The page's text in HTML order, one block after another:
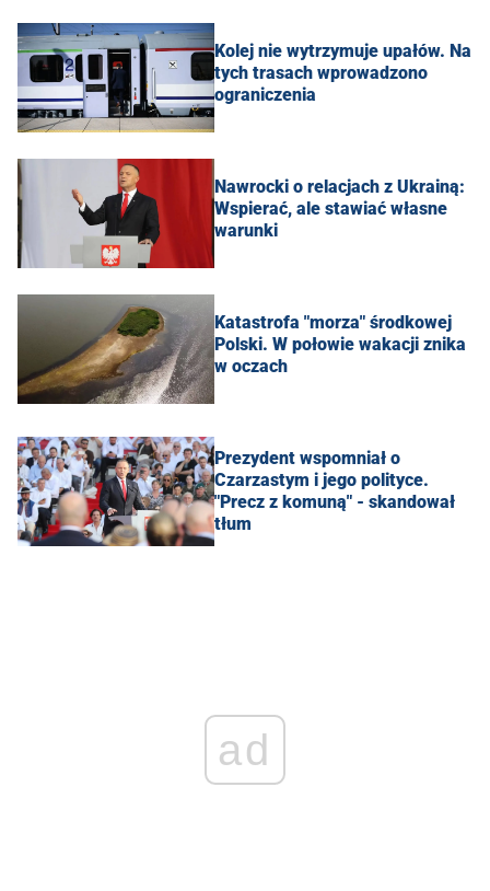
Kolej nie wytrzymuje upałów. Na
tych trasach wprowadzono
ograniczenia
Nawrocki o relacjach z Ukrainą:
Wspierać, ale stawiać własne
warunki
Katastrofa "morza" środkowej
Polski. W połowie wakacji znika
w oczach
Prezydent wspomniał o
Czarzastym i jego polityce.
"Precz z komuną" - skandował
tłum
ad